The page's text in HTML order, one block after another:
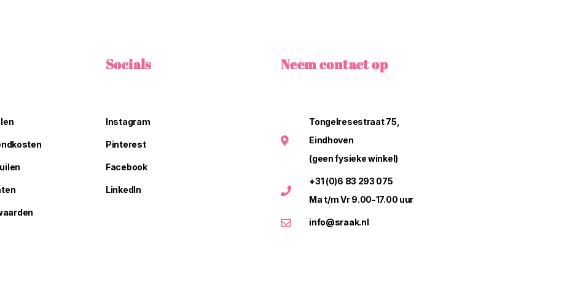
Socials
Instagram
Pinterest
Facebook
LinkedIn
Neem contact op
Tongelresestraat 75,
Eindhoven
(geen fysieke winkel)
+31 (0)6 83 293 075
Ma t/m Vr 9.00-17.00 uur
info@sraak.nl